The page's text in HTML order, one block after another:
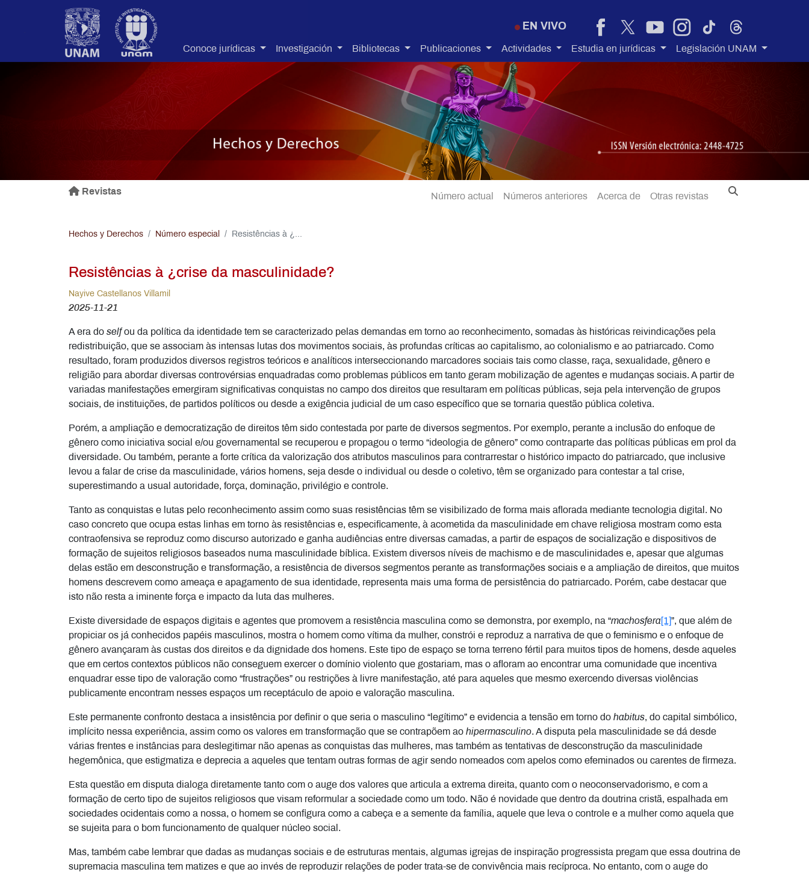
EN VIVO
Conoce jurídicas Investigación Bibliotecas Publicaciones Actividades Estudia en jurídicas Legislación UNAM
Revistas
Número actual Números anteriores Acerca de Otras revistas
Hechos y Derechos Número especial Resistências à ¿...
Resistências à ¿crise da masculinidade?
Nayive Castellanos Villamil
2025-11-21
A era do selfou da política da identidade tem se caracterizado pelas demandas em torno ao reconhecimento, somadas às históricas reivindicações pela
redistribuição, que se associam às intensas lutas dos movimentos sociais, às profundas críticas ao capitalismo, ao colonialismo e ao patriarcado. Como
resultado, foram produzidos diversos registros teóricos e analíticos interseccionando marcadores sociais tais como classe, raça, sexualidade, gênero e
religião para abordar diversas controvérsias enquadradas como problemas públicos em tanto geram mobilização de agentes e mudanças sociais. A partir de
variadas manifestações emergiram significativas conquistas no campo dos direitos que resultaram em políticas públicas, seja pela intervenção de grupos
sociais, de instituições, de partidos políticos ou desde a exigência judicial de um caso específico que se tornaria questão pública coletiva.
Porém, a ampliação e democratização de direitos têm sido contestada por parte de diversos segmentos. Por exemplo, perante a inclusão do enfoque de
gênero como iniciativa social e/ou governamental se recuperou e propagou o termo “ideologia de gênero” como contraparte das políticas públicas em prol da
diversidade. Ou também, perante a forte crítica da valorização dos atributos masculinos para contrarrestar o histórico impacto do patriarcado, que inclusive
levou a falar de crise da masculinidade, vários homens, seja desde o individual ou desde o coletivo, têm se organizado para contestar a tal crise,
superestimando a usual autoridade, força, dominação, privilégio e controle.
Tanto as conquistas e lutas pelo reconhecimento assim como suas resistências têm se visibilizado de forma mais aflorada mediante tecnologia digital. No
caso concreto que ocupa estas linhas em torno às resistências e, especificamente, à acometida da masculinidade em chave religiosa mostram como esta
contraofensiva se reproduz como discurso autorizado e ganha audiências entre diversas camadas, a partir de espaços de socialização e dispositivos de
formação de sujeitos religiosos baseados numa masculinidade bíblica. Existem diversos níveis de machismo e de masculinidades e, apesar que algumas
delas estão em desconstrução e transformação, a resistência de diversos segmentos perante as transformações sociais e a ampliação de direitos, que muitos
homens descrevem como ameaça e apagamento de sua identidade, representa mais uma forma de persistência do patriarcado. Porém, cabe destacar que
isto não resta a iminente força e impacto da luta das mulheres.
Existe diversidade de espaços digitais e agentes que promovem a resistência masculina como se demonstra, por exemplo, na “machosfera [1] ”, que além de
propiciar os já conhecidos papéis masculinos, mostra o homem como vítima da mulher, constrói e reproduz a narrativa de que o feminismo e o enfoque de
gênero avançaram às custas dos direitos e da dignidade dos homens. Este tipo de espaço se torna terreno fértil para muitos tipos de homens, desde aqueles
que em certos contextos públicos não conseguem exercer o domínio violento que gostariam, mas o afloram ao encontrar uma comunidade que incentiva
enquadrar esse tipo de valoração como “frustrações” ou restrições à livre manifestação, até para aqueles que mesmo exercendo diversas violências
publicamente encontram nesses espaços um receptáculo de apoio e valoração masculina.
Este permanente confronto destaca a insistência por definir o que seria o masculino “legítimo” e evidencia a tensão em torno do habitus, do capital simbólico,
implícito nessa experiência, assim como os valores em transformação que se contrapõem ao hipermasculino. A disputa pela masculinidade se dá desde
várias frentes e instâncias para deslegitimar não apenas as conquistas das mulheres, mas também as tentativas de desconstrução da masculinidade
hegemônica, que estigmatiza e deprecia a aqueles que tentam outras formas de agir sendo nomeados com apelos como efeminados ou carentes de firmeza.
Esta questão em disputa dialoga diretamente tanto com o auge dos valores que articula a extrema direita, quanto com o neoconservadorismo, e com a
formação de certo tipo de sujeitos religiosos que visam reformular a sociedade como um todo. Não é novidade que dentro da doutrina cristã, espalhada em
sociedades ocidentais como a nossa, o homem se configura como a cabeça e a semente da família, aquele que leva o controle e a mulher como aquela que
se sujeita para o bom funcionamento de qualquer núcleo social.
Mas, também cabe lembrar que dadas as mudanças sociais e de estruturas mentais, algumas igrejas de inspiração progressista pregam que essa doutrina de
supremacia masculina tem matizes e que ao invés de reproduzir relações de poder trata-se de convivência mais recíproca. No entanto, com o auge do